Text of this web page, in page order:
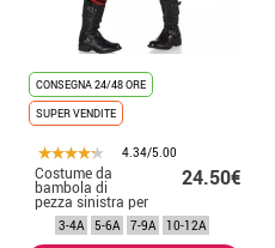
CONSEGNA 24/48 ORE
SUPER VENDITE
4.34/5.00
Costume da
bambola di
pezza sinistra per
ragazza
24.50€
3-4A 5-6A 7-9A 10-12A